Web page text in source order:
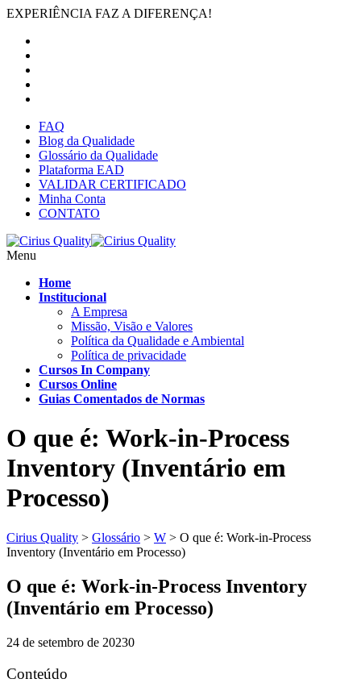
EXPERIÊNCIA FAZ A DIFERENÇA!
FAQ
Blog da Qualidade
Glossário da Qualidade
Plataforma EAD
VALIDAR CERTIFICADO
Minha Conta
CONTATO
Menu
Home
Institucional
A Empresa
Missão, Visão e Valores
Política da Qualidade e Ambiental
Política de privacidade
Cursos In Company
Cursos Online
Guias Comentados de Normas
O que é: Work-in-Process
Inventory (Inventário em
Processo)
Cirius Quality > Glossário > W > O que é: Work-in-Process
Inventory (Inventário em Processo)
O que é: Work-in-Process Inventory
(Inventário em Processo)
24 de setembro de 20230
Conteúdo